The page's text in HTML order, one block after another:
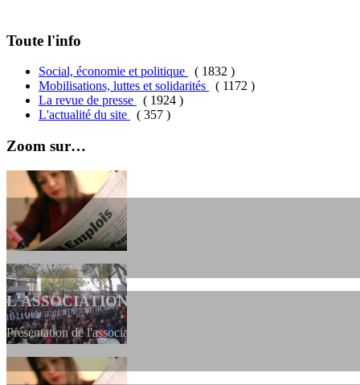
Toute l'info
Social, économie et politique
( 1832 )
Mobilisations, luttes et solidarités
( 1172 )
La revue de presse
( 1924 )
L'actualité du site
( 357 )
Zoom sur…
L'ASSOCIATION
Présentation de l'association et de sa charte qui encadre nos actions et